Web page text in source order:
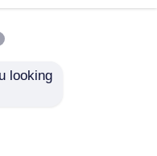
looking